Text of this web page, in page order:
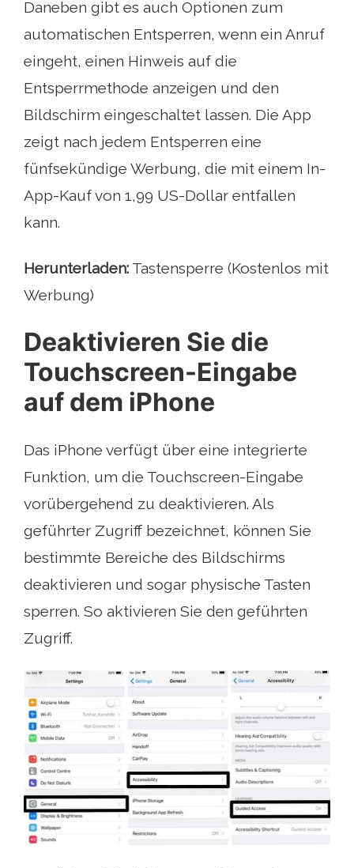
Daneben gibt es auch Optionen zum
automatischen Entsperren, wenn ein Anruf
eingeht, einen Hinweis auf die
Entsperrmethode anzeigen und den
Bildschirm eingeschaltet lassen. Die App
zeigt nach jedem Entsperren eine
fünfsekündige Werbung, die mit einem In-
App-Kauf von 1,99 US-Dollar entfallen
kann.
Herunterladen: Tastensperre (Kostenlos mit
Werbung)
Deaktivieren Sie die
Touchscreen-Eingabe
auf dem iPhone
Das iPhone verfügt über eine integrierte
Funktion, um die Touchscreen-Eingabe
vorübergehend zu deaktivieren. Als
geführter Zugriff bezeichnet, können Sie
bestimmte Bereiche des Bildschirms
deaktivieren und sogar physische Tasten
sperren. So aktivieren Sie den geführten
Zugriff.